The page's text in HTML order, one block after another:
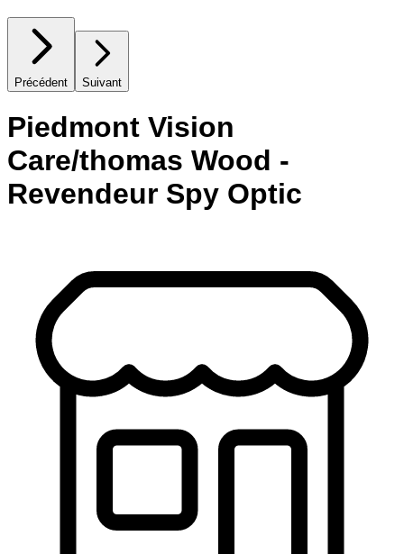
Précédent Suivant
Piedmont Vision
Care/thomas Wood -
Revendeur Spy Optic